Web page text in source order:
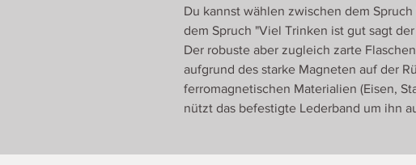
Du kannst wählen zwischen dem
dem Spruch "Viel Trinken ist gut sagt
Der robuste aber zugleich zarte
aufgrund des starke Magneten auf der
ferromagnetischen Materialien (Eisen,
nützt das befestigte Lederband um ihn